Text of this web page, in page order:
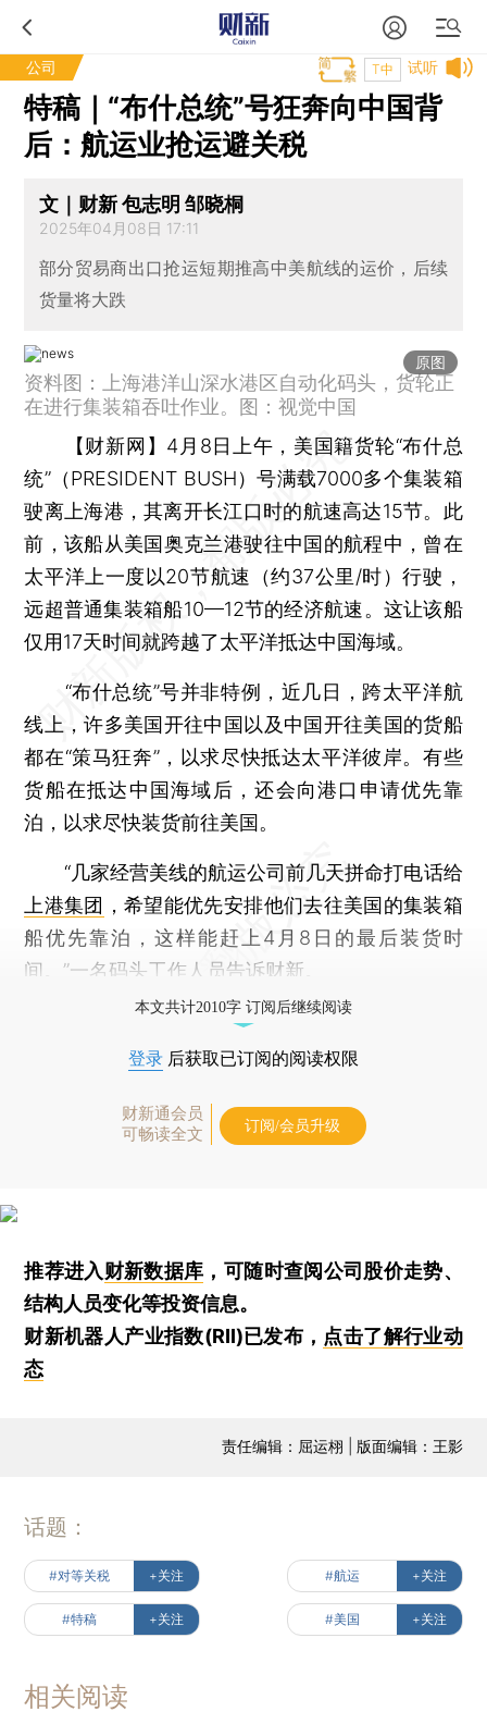
公司 试听
T中
特稿｜“布什总统”号狂奔向中国背
后：航运业抢运避关税
文｜财新 包志明 邹晓桐
2025年04月08日 17:11
部分贸易商出口抢运短期推高中美航线的运价，后续
货量将大跌
原图
资料图：上海港洋山深水港区自动化码头，货轮正
在进行集装箱吞吐作业。图：视觉中国
【财新网】 4月8日上午，美国籍货轮“布什总
统”（PRESIDENT BUSH）号满载7000多个集装箱
驶离上海港，其离开长江口时的航速高达15节。此
前，该船从美国奥克兰港驶往中国的航程中，曾在
太平洋上一度以20节航速（约37公里/时）行驶，
远超普通集装箱船10—12节的经济航速。这让该船
仅用17天时间就跨越了太平洋抵达中国海域。
“布什总统”号并非特例，近几日，跨太平洋航
线上，许多美国开往中国以及中国开往美国的货船
都在“策马狂奔”，以求尽快抵达太平洋彼岸。有些
货船在抵达中国海域后，还会向港口申请优先靠
泊，以求尽快装货前往美国。
“几家经营美线的航运公司前几天拼命打电话给
上港集团 ，希望能优先安排他们去往美国的集装箱
船优先靠泊，这样能赶上4月8日的最后装货时
间。”一名码头工作人员告诉财新。
本文共计2010字 订阅后继续阅读
登录 后获取已订阅的阅读权限
财新通会员
可畅读全文
订阅/会员升级
推荐进入财新数据库 ，可随时查阅公司股价走势、
结构人员变化等投资信息。
财新机器人产业指数(RII)已发布， 点击了解行业动
态
责任编辑：屈运栩 | 版面编辑：王影
话题：
#对等关税 +关注 #航运 +关注
#特稿 +关注 #美国 +关注
相关阅读